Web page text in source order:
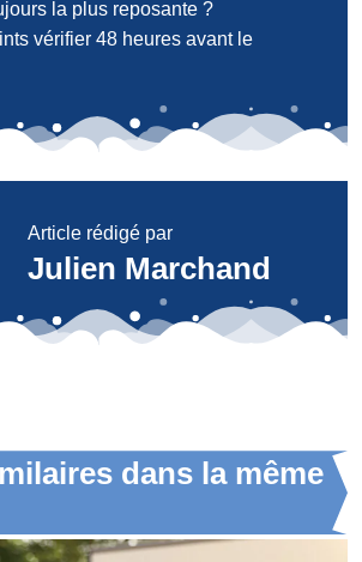
la plus reposante ?
vérifier 48 heures avant le
Article rédigé par
Julien Marchand
dans la même